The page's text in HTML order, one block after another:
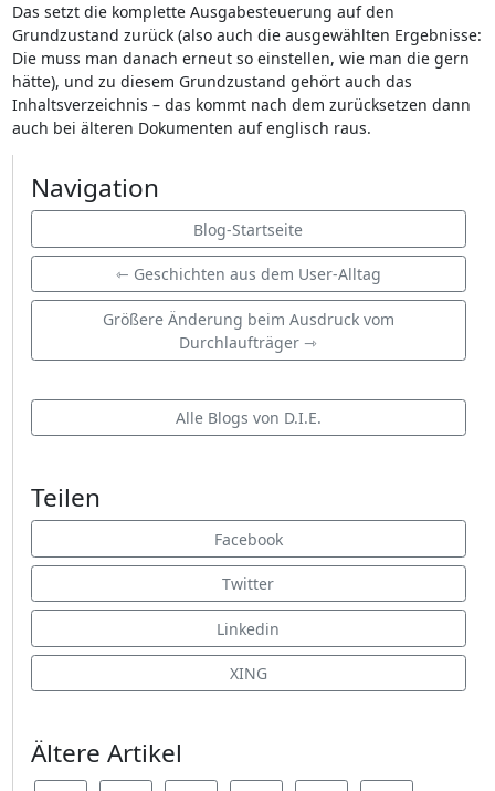
Das setzt die komplette Ausgabesteuerung auf den
Grundzustand zurück (also auch die ausgewählten Ergebnisse:
Die muss man danach erneut so einstellen, wie man die gern
hätte), und zu diesem Grundzustand gehört auch das
Inhaltsverzeichnis – das kommt nach dem zurücksetzen dann
auch bei älteren Dokumenten auf englisch raus.
Navigation
Blog-Startseite
⇽ Geschichten aus dem User-Alltag
Größere Änderung beim Ausdruck vom
Durchlaufträger ⇾
Alle Blogs von D.I.E.
Teilen
Facebook
Twitter
Linkedin
XING
Ältere Artikel